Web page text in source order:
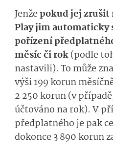
Jenžepokud jej zrušit
Play jim automaticky
pořízení
měsíc či rok(podle
nastavili). To může
výši 199 korun
2 250 korun (v
účtováno na rok). V
předplatného je pak
dokonce 3 890 korun